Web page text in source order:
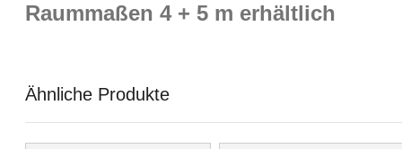
Raummaßen 4 + 5 m erhältlich
Ähnliche Produkte